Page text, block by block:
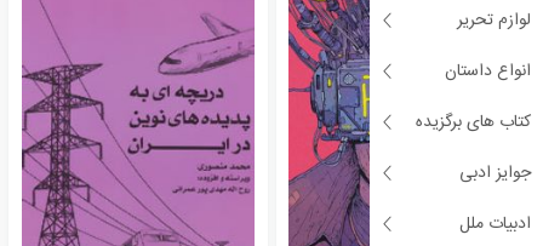
لوازم تحریر
انواع داستان
کتاب های برگزیده
جوایز ادبی
ادبیات ملل